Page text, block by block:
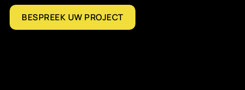
BESPREEK UW PROJECT